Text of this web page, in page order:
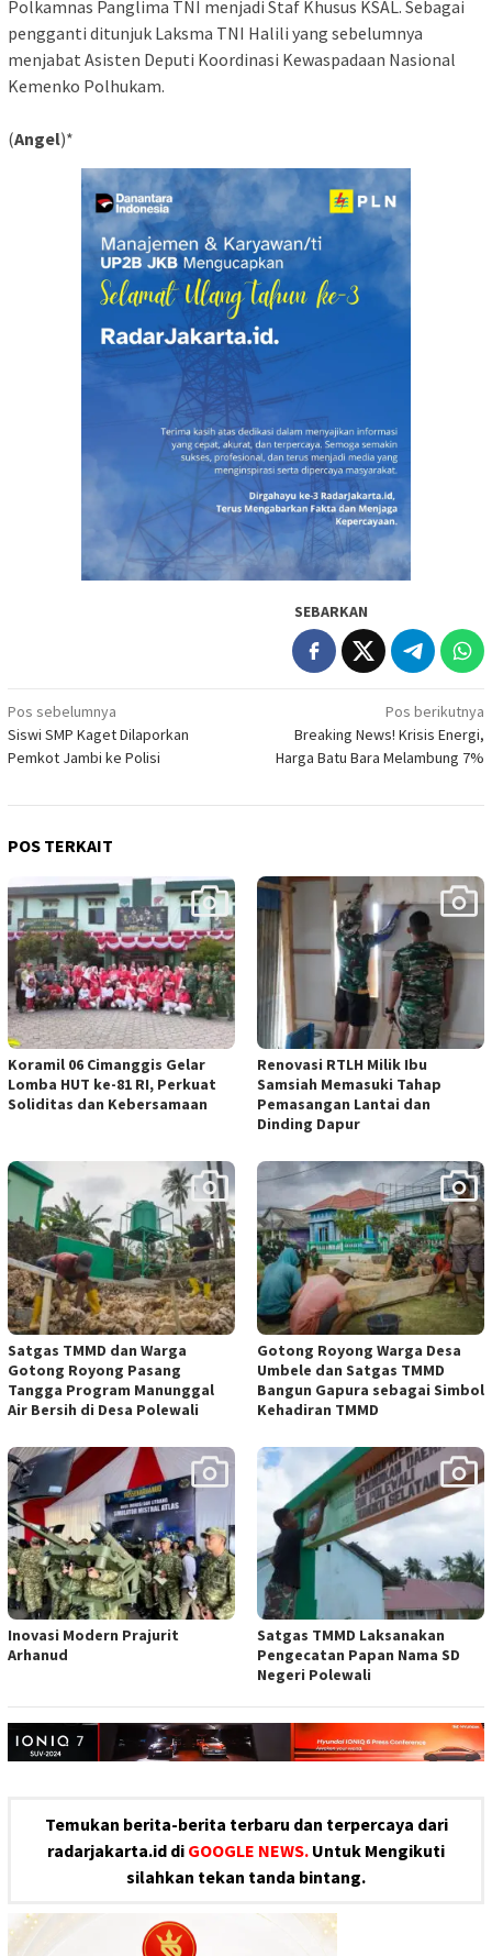
Polkamnas Panglima TNI menjadi Staf Khusus KSAL. Sebagai
pengganti ditunjuk Laksma TNI Halili yang sebelumnya
menjabat Asisten Deputi Koordinasi Kewaspadaan Nasional
Kemenko Polhukam.
(Angel)*
SEBARKAN
Navigasi
pos
Pos sebelumnya
Siswi SMP Kaget Dilaporkan
Pemkot Jambi ke Polisi
Pos berikutnya
Breaking News! Krisis Energi,
Harga Batu Bara Melambung 7%
POS TERKAIT
Koramil 06 Cimanggis Gelar
Lomba HUT ke-81 RI, Perkuat
Soliditas dan Kebersamaan
Renovasi RTLH Milik Ibu
Samsiah Memasuki Tahap
Pemasangan Lantai dan
Dinding Dapur
Satgas TMMD dan Warga
Gotong Royong Pasang
Tangga Program Manunggal
Air Bersih di Desa Polewali
Gotong Royong Warga Desa
Umbele dan Satgas TMMD
Bangun Gapura sebagai Simbol
Kehadiran TMMD
Inovasi Modern Prajurit
Arhanud
Satgas TMMD Laksanakan
Pengecatan Papan Nama SD
Negeri Polewali
Temukan berita-berita terbaru dan terpercaya dari
radarjakarta.id di GOOGLE NEWS. Untuk Mengikuti
silahkan tekan tanda bintang.